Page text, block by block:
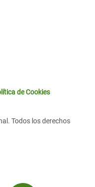
de Cookies
Todos los derechos